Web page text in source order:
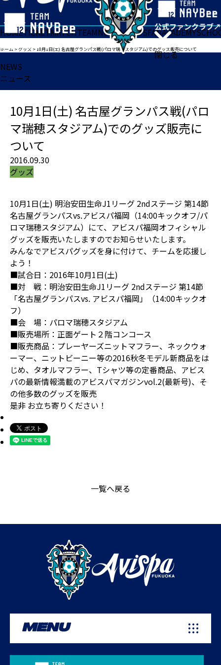
閉じる
HOMETICKETMATCHTEAMNEWSGOODSFANACADEMY
ホーム >グッズ >10月1日(土) 名古屋グランパス戦(パロマ瑞穂スタジアム)でのグッズ販売について
NEWS
ニュース
10月1日(土) 名古屋グランパス戦(パロ
マ瑞穂スタジアム)でのグッズ販売に
ついて
2016.09.30
グッズ
10月1日(土) 明治安田生命J1リーグ 2ndステージ 第14節
名古屋グランパスvs.アビスパ福岡（14:00キックオフ/パ
ロマ瑞穂スタジアム）にて、アビスパ福岡オフィシャル
グッズを販売いたしますのでお知らせいたします。
みんなでアビスパグッズを身に付けて、チームを応援し
よう！
■試合日：2016年10月1日(土)
■対 戦：明治安田生命J1リーグ 2ndステージ 第14節
「名古屋グランパスvs. アビスパ福岡」（14:00キックオ
フ）
■会 場：パロマ瑞穂スタジアム
■販売場所：正面ゲート２階コンコース
■販売商品：プレーヤーズニットマフラー、ネックウォ
ーマー、ニットビーニー等の2016秋冬モデル新商品をは
じめ、タオルマフラー、Tシャツ等の定番商品、アビス
パの最新情報満載のアビスパマガジンvol.2(最新号)、そ
の他多数のグッズを販売
是非 お立ち寄りください！
一覧へ戻る
MENU